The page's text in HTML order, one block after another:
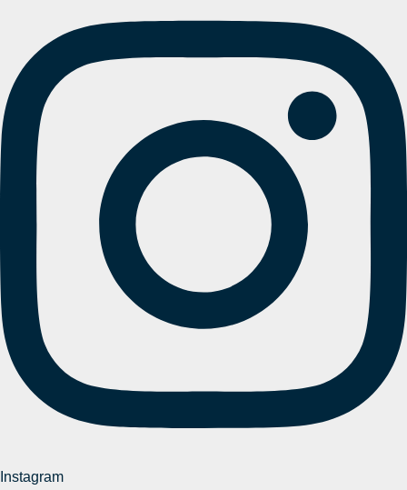
Instagram